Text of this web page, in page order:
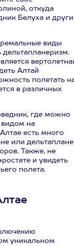
откуда
Белуха и
виды
дельтапланеризм.
Алтай
полетать
в различных
где можно
видом на
есть много
или дельтаплане
Также, не
и увидеть
полета.
уникальном